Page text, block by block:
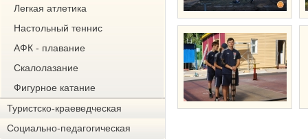
Легкая атлетика
Настольный теннис
АФК - плавание
Скалолазание
Фигурное катание
Туристско-краеведческая
Социально-педагогическая